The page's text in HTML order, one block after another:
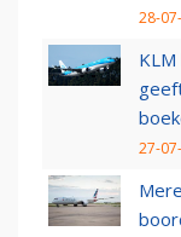
28-
27-